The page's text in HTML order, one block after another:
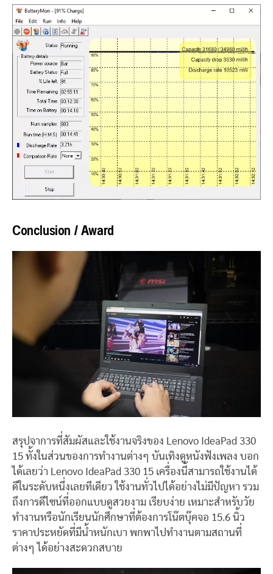
Conclusion / Award
สรุปจาการที่สัมผัสและใช้งานจริงของ Lenovo IdeaPad 330
15 ทั้งในส่วนของการทำงานต่างๆ บันเทิงดูหนังฟังเพลง บอก
ได้เลยว่า Lenovo IdeaPad 330 15 เครื่องนี้สามารถใช้งานได้
ดีในระดับหนึ่งเลยทีเดียว ใช้งานทั่วไปได้อย่างไม่มีปัญหา รวม
ถึงการดีไซน์ที่ออกแบบดูสวยงาม เรียบง่าย เหมาะสำหรับวัย
ทำงานหรือนักเรียนนักศึกษาที่ต้องการโน๊ตบุ๊คจอ 15.6 นิ้ว
ราคาประหยัดที่มีน้ำหนักเบา พกพาไปทำงานตามสถานที่
ต่างๆ ได้อย่างสะดวกสบาย